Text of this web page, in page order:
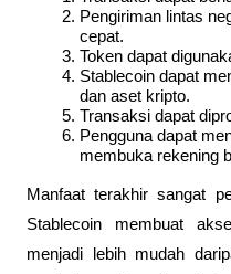
Pengiriman lintas
cepat.
Token dapat
Stablecoin dapat
dan aset kripto.
Transaksi dapat
Pengguna dapat
membuka rekening
Manfaat terakhir sangat
Stablecoin membuat
menjadi lebih mudah